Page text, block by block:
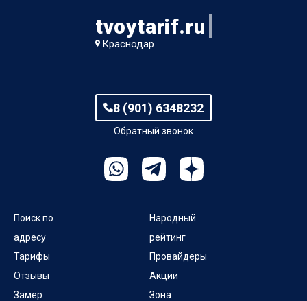
tvoytarif.ru
Краснодар
8 (901) 6348232
Обратный звонок
Поиск по
адресу
Тарифы
Отзывы
Замер
Народный
рейтинг
Провайдеры
Акции
Зона